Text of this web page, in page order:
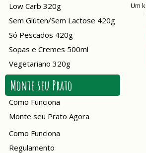
Low Carb 320g
Sem Glúten/Sem Lactose 420g
Só Pescados 420g
Sopas e Cremes 500ml
Vegetariano 320g
Monte seu Prato
Como Funciona
Monte seu Prato Agora
Como Funciona
Regulamento
Um